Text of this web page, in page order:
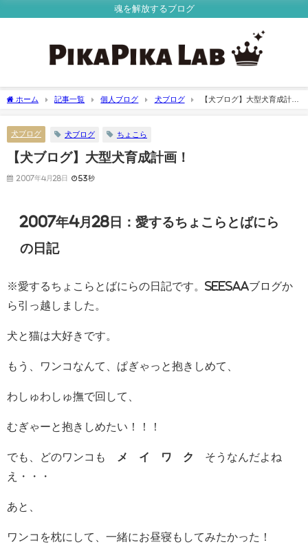
魂を解放するブログ
ホーム 記事一覧 個人ブログ 犬ブログ
【犬ブログ】大型犬育成計
犬ブログ 犬ブログ ちょこら
【犬ブログ】大型犬育成計画！
2007年4月28日 53秒
2007年4月28日：愛するちょこらとばにら
の日記
※愛するちょこらとばにらの日記です。Seesaaブログか
ら引っ越しました。
犬と猫は大好きです。
もう、ワンコなんて、ぱぎゃっと抱きしめて、
わしゅわしゅ撫で回して、
むぎゃーと抱きしめたい！！！
でも、どのワンコも メ イ ワ ク
そうなんだよね
え・・・
あと、
ワンコを枕にして、一緒にお昼寝もしてみたかった！